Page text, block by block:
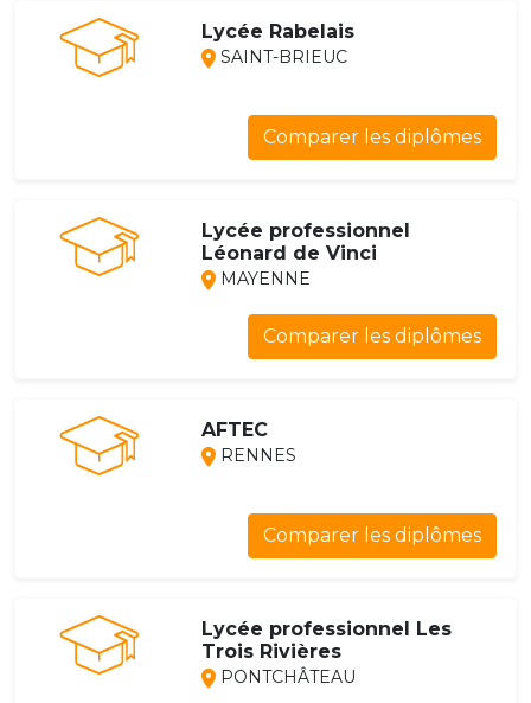
Lycée Rabelais
SAINT-BRIEUC
Comparer les diplômes
Lycée professionnel
Léonard de Vinci
MAYENNE
Comparer les diplômes
AFTEC
RENNES
Comparer les diplômes
Lycée professionnel Les
Trois Rivières
PONTCHÂTEAU